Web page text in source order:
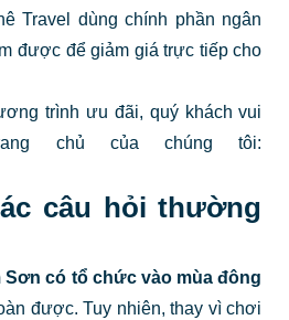
Travel dùng chính phần ngân
được để giảm giá trực tiếp cho
trình ưu đãi, quý khách vui
chủ của chúng tôi:
câu hỏi thường
Sơn có tổ chức vào mùa đông
được. Tuy nhiên, thay vì chơi